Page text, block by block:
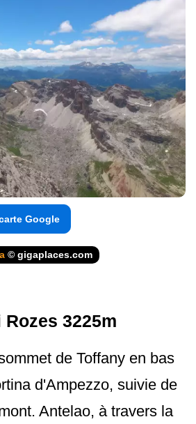
Google
© gigaplaces.com
3225m
de Toffany en bas
d'Ampezzo, suivie de
Antelao, à travers la